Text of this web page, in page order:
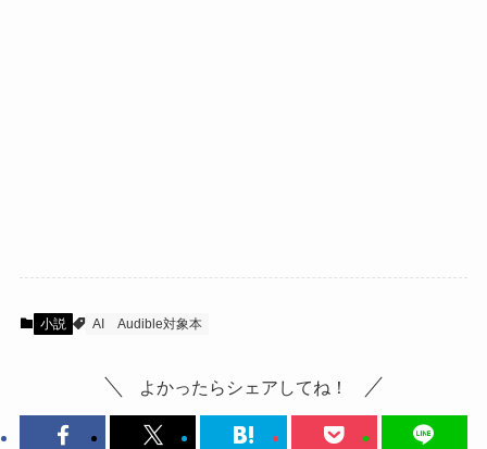
小説 AI Audible対象本
よかったらシェアしてね！